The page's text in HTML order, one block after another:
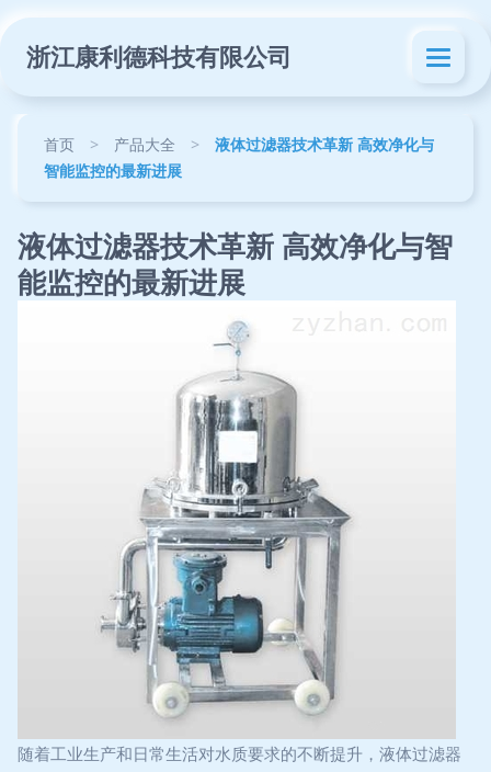
浙江康利德科技有限公司
首页 > 产品大全 >
液体过滤器技术革新 高效净化与
智能监控的最新进展
液体过滤器技术革新 高效净化与智
能监控的最新进展
随着工业生产和日常生活对水质要求的不断提升，液体过滤器